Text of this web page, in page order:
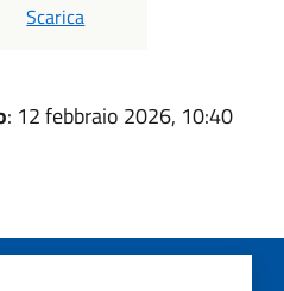
Scarica
: 12 febbraio 2026, 10:40